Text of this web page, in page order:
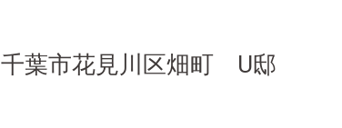
千葉市花見川区畑町 U邸